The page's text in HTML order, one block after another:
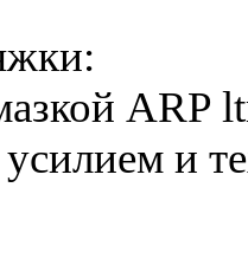
усилием и